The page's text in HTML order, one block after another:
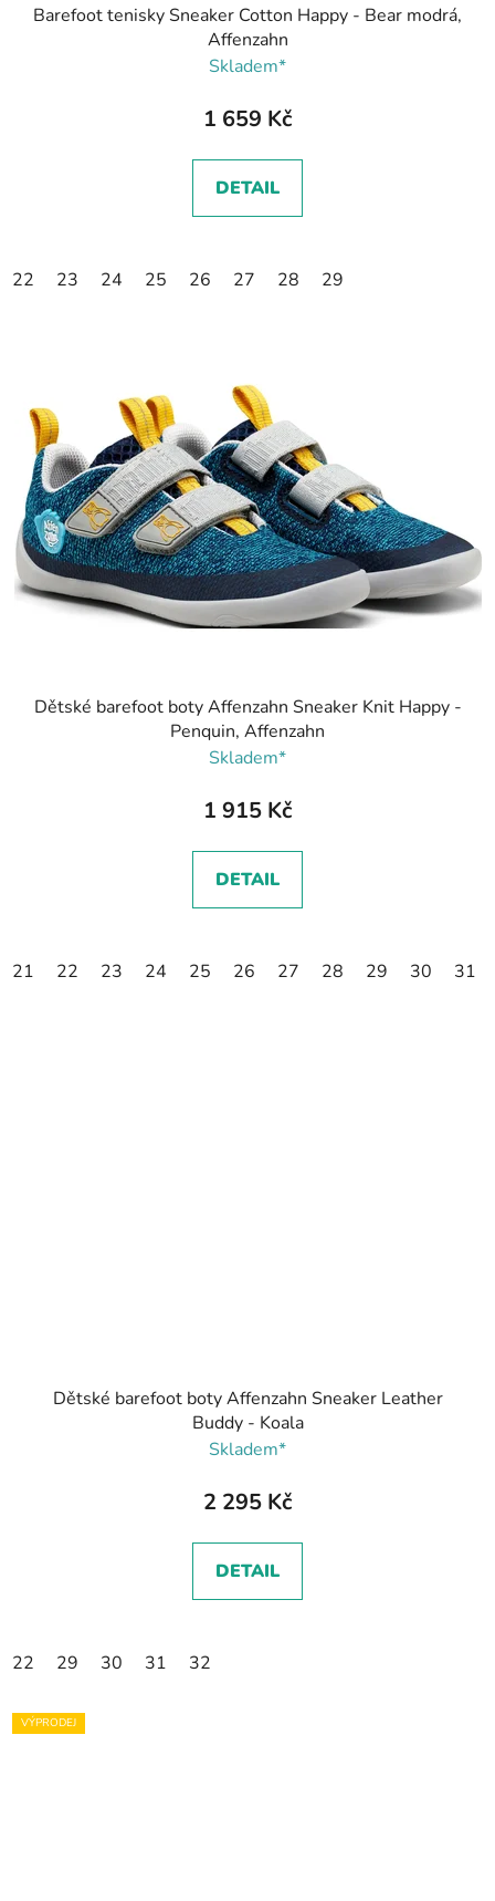
Barefoot tenisky Sneaker Cotton Happy - Bear modrá,
Affenzahn
Skladem*
1 659 Kč
DETAIL
22 23 24 25 26 27 28 29
Dětské barefoot boty Affenzahn Sneaker Knit Happy -
Penquin, Affenzahn
Skladem*
1 915 Kč
DETAIL
21 22 23 24 25 26 27 28 29 30 31
Dětské barefoot boty Affenzahn Sneaker Leather
Buddy - Koala
Skladem*
2 295 Kč
DETAIL
22 29 30 31 32
VÝPRODEJ